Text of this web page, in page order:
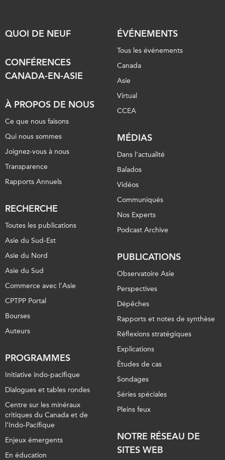
QUOI DE NEUF
CONFÉRENCES
CANADA-EN-ASIE
À PROPOS DE NOUS
Ce que nous faisons
Qui nous sommes
Joignez-vous à nous
Transparence
Rapports Annuels
RECHERCHE
Toutes les publications
Asie du Sud-Est
Asie du Nord
Asie du Sud
Commerce avec l’Asie
CPTPP Portal
Bourses
Auteurs
PROGRAMMES
Initiative indo-pacifique
Dialogues et tables rondes
Centre sur les minéraux
critiques du Canada et de
l’Indo-Pacifique
Enjeux émergents
En éducation
ÉVÉNEMENTS
Tous les événements
Canada
Asie
Virtual
CCEA
MÉDIAS
Dans l'actualité
Balados
Vidéos
Communiqués
Nos Experts
Podcast Archive
PUBLICATIONS
Observatoire Asie
Perspectives
Dépêches
Rapports et notes de synthèse
Réflexions stratégiques
Explications
Études de cas
Sondages
Séries spéciales
Pleins feux
NOTRE RÉSEAU DE
SITES WEB